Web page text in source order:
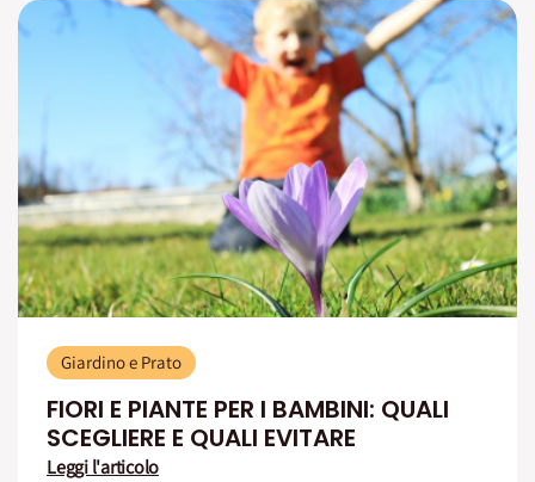
Giardino e Prato
FIORI E PIANTE PER I BAMBINI: QUALI
SCEGLIERE E QUALI EVITARE
Leggi l'articolo